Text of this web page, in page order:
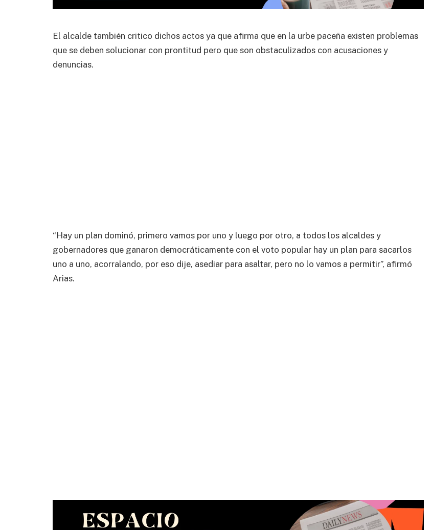
El alcalde también critico dichos actos ya que afirma que en la urbe paceña existen problemas
que se deben solucionar con prontitud pero que son obstaculizados con acusaciones y
denuncias.
“Hay un plan dominó, primero vamos por uno y luego por otro, a todos los alcaldes y
gobernadores que ganaron democráticamente con el voto popular hay un plan para sacarlos
uno a uno, acorralando, por eso dije, asediar para asaltar, pero no lo vamos a permitir”, afirmó
Arias.